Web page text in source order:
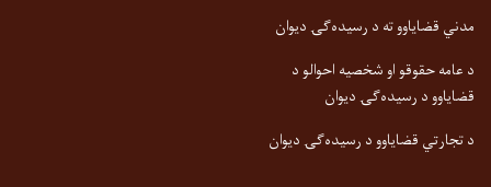
مدني قضایاوو ته د رسیده‌ګۍ دیوان
د عامه حقوقو او شخصیه احوالو د
قضایاوو د رسیده‌ګۍ دیوان
د تجارتي قضایاوو د رسیده‌ګۍ دیوان